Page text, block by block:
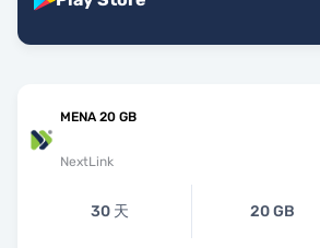
MENA 20 GB
NextLink
30 天 20 GB